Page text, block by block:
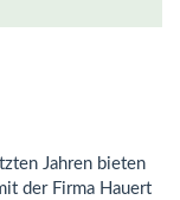
Jahren bieten
der Firma Hauert